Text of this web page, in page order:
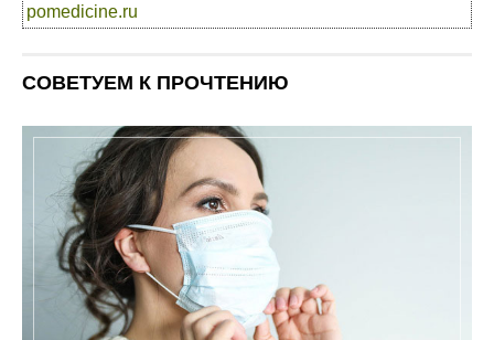
pomedicine.ru
СОВЕТУЕМ К ПРОЧТЕНИЮ